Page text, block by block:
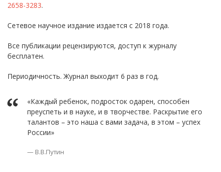
2658-3283.
Сетевое научное издание издается с 2018 года.
Все публикации рецензируются, доступ к журналу
бесплатен.
Периодичность. Журнал выходит 6 раз в год.
«Каждый ребенок, подросток одарен, способен
преуспеть и в науке, и в творчестве. Раскрытие его
талантов – это наша с вами задача, в этом – успех
России»
В.В.Путин